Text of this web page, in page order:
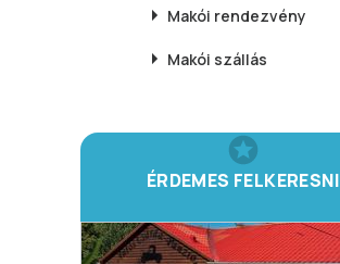
Makói rendezvény
Makói szállás
ÉRDEMES FELKERESNI